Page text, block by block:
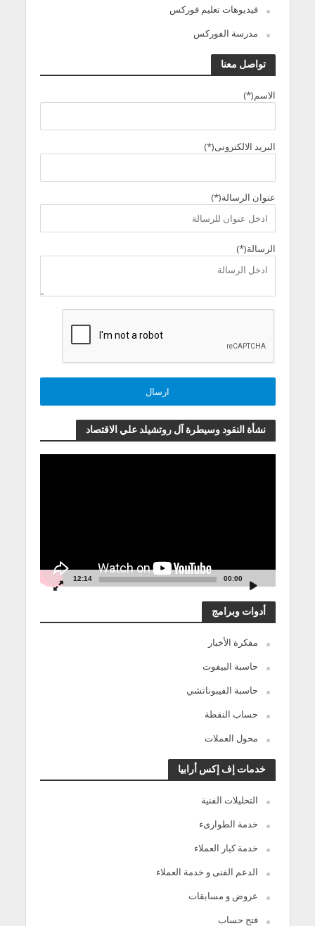
فيديوهات تعليم فوركس
مدرسة الفوركس
تواصل معنا
الاسم(*)
البريد الالكترونى(*)
عنوان الرسالة(*)
الرسالة(*)
نشأة النقود وسيطرة آل روتشيلد علي الاقتصاد
00:00
12:14
أدوات وبرامج
مفكرة الأخبار
حاسبة البيفوت
حاسبة الفيبوناتشي
حساب النقطة
محول العملات
خدمات إف إكس أرابيا
التحليلات الفنية
خدمة الطوارىء
خدمة كبار العملاء
الدعم الفنى و خدمة العملاء
عروض و مسابقات
فتح حساب